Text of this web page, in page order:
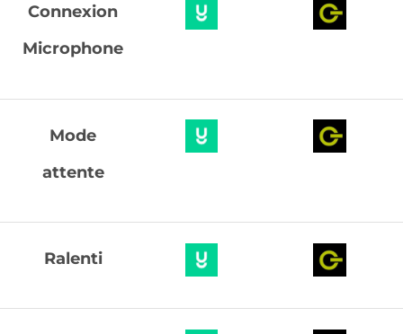
Connexion
Microphone
Mode
attente
Ralenti